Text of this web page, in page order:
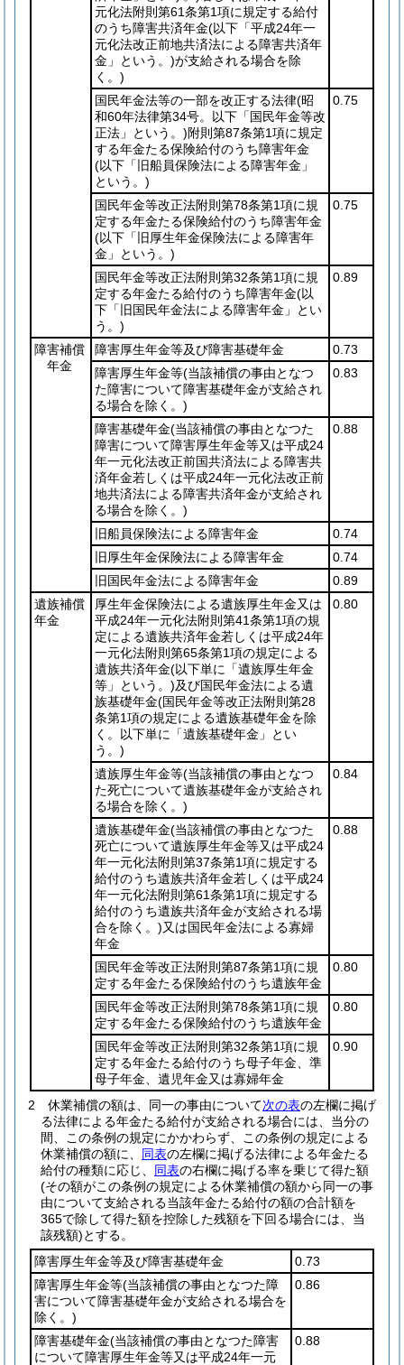
元化法附則第61条第1項に規定する給付
のうち障害共済年金(以下「平成24年一
元化法改正前地共済法による障害共済年
金」という。)が支給される場合を除
く。)
国民年金法等の一部を改正する法律(昭
和60年法律第34号。以下「国民年金等改
正法」という。)附則第87条第1項に規定
する年金たる保険給付のうち障害年金
(以下「旧船員保険法による障害年金」
という。)
0.75
国民年金等改正法附則第78条第1項に規
定する年金たる保険給付のうち障害年金
(以下「旧厚生年金保険法による障害年
金」という。)
0.75
国民年金等改正法附則第32条第1項に規
定する年金たる給付のうち障害年金(以
下「旧国民年金法による障害年金」とい
う。)
0.89
障害補償
年金
障害厚生年金等及び障害基礎年金
0.73
障害厚生年金等(当該補償の事由となつ
た障害について障害基礎年金が支給され
る場合を除く。)
0.83
障害基礎年金(当該補償の事由となつた
障害について障害厚生年金等又は平成24
年一元化法改正前国共済法による障害共
済年金若しくは平成24年一元化法改正前
地共済法による障害共済年金が支給され
る場合を除く。)
0.88
旧船員保険法による障害年金
0.74
旧厚生年金保険法による障害年金
0.74
旧国民年金法による障害年金
0.89
遺族補償
年金
厚生年金保険法による遺族厚生年金又は
平成24年一元化法附則第41条第1項の規
定による遺族共済年金若しくは平成24年
一元化法附則第65条第1項の規定による
遺族共済年金(以下単に「遺族厚生年金
等」という。)及び国民年金法による遺
族基礎年金(国民年金等改正法附則第28
条第1項の規定による遺族基礎年金を除
く。以下単に「遺族基礎年金」とい
う。)
0.80
遺族厚生年金等(当該補償の事由となつ
た死亡について遺族基礎年金が支給され
る場合を除く。)
0.84
遺族基礎年金(当該補償の事由となつた
死亡について遺族厚生年金等又は平成24
年一元化法附則第37条第1項に規定する
給付のうち遺族共済年金若しくは平成24
年一元化法附則第61条第1項に規定する
給付のうち遺族共済年金が支給される場
合を除く。)又は国民年金法による寡婦
年金
0.88
国民年金等改正法附則第87条第1項に規
定する年金たる保険給付のうち遺族年金
0.80
国民年金等改正法附則第78条第1項に規
定する年金たる保険給付のうち遺族年金
0.80
国民年金等改正法附則第32条第1項に規
定する年金たる給付のうち母子年金、準
母子年金、遺児年金又は寡婦年金
0.90
2 休業補償の額は、同一の事由について次の表の左欄に掲げ
る法律による年金たる給付が支給される場合には、当分の
間、この条例の規定にかかわらず、この条例の規定による
休業補償の額に、 同表の左欄に掲げる法律による年金たる
給付の種類に応じ、 同表の右欄に掲げる率を乗じて得た額
(その額がこの条例の規定による休業補償の額から同一の事
由について支給される当該年金たる給付の額の合計額を
365で除して得た額を控除した残額を下回る場合には、当
該残額)とする。
障害厚生年金等及び障害基礎年金
0.73
障害厚生年金等(当該補償の事由となつた障
害について障害基礎年金が支給される場合を
除く。)
0.86
障害基礎年金(当該補償の事由となつた障害
について障害厚生年金等又は平成24年一元
0.88